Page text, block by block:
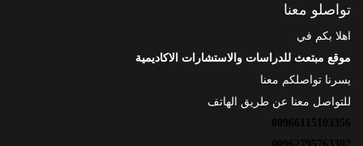
تواصلو معنا
اهلا بكم في
موقع مبتعث للدراسات والاستشارات الاكاديمية
يسرنا تواصلكم معنا
للتواصل معنا عن طريق الهاتف
00966115103356